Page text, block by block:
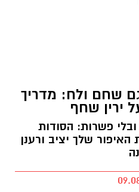
שחם ולח: מדריך
ירין שחף
ובלי פשרות: הסודות
שלך יציב ורענן